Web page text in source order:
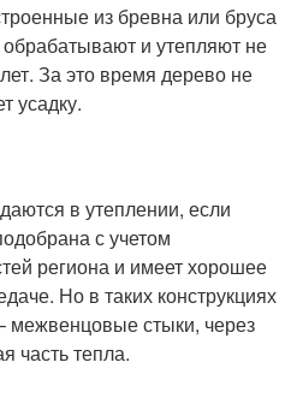
из бревна или бруса
и утепляют не
За это время дерево не
усадку.
в утеплении, если
с учетом
региона и имеет хорошее
Но в таких конструкциях
межвенцовые стыки, через
часть тепла.